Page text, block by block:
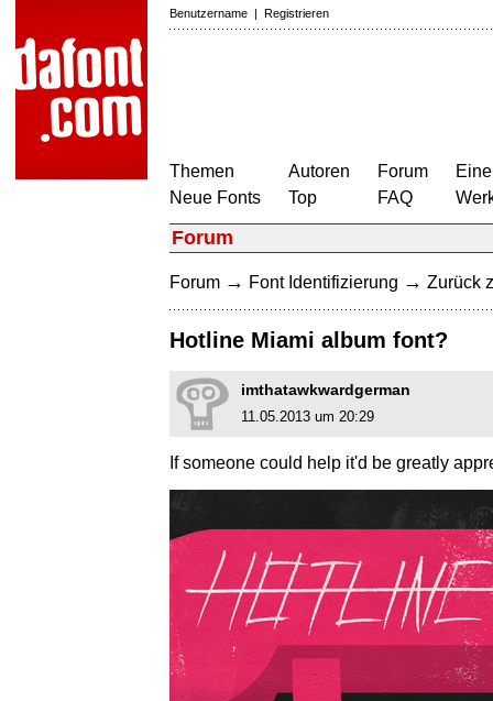
Benutzername | Registrieren
Themen
Neue Fonts
Autoren
Top
Forum
FAQ
Forum
Forum → Font Identifizierung → Zurück
Hotline Miami album font?
imthatawkwardgerman
11.05.2013 um 20:29
If someone could help it'd be greatly